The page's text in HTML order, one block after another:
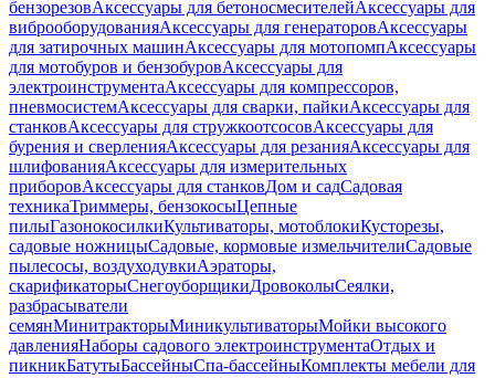
бензорезовАксессуары для бетоносмесителейАксессуары для
виброоборудованияАксессуары для генераторовАксессуары
для затирочных машинАксессуары для мотопомпАксессуары
для мотобуров и бензобуровАксессуары для
электроинструментаАксессуары для компрессоров,
пневмосистемАксессуары для сварки, пайкиАксессуары для
станковАксессуары для стружкоотсосовАксессуары для
бурения и сверленияАксессуары для резанияАксессуары для
шлифованияАксессуары для измерительных
приборовАксессуары для станковДом и садСадовая
техникаТриммеры, бензокосыЦепные
пилыГазонокосилкиКультиваторы, мотоблокиКусторезы,
садовые ножницыСадовые, кормовые измельчителиСадовые
пылесосы, воздуходувкиАэраторы,
скарификаторыСнегоуборщикиДровоколыСеялки,
разбрасыватели
семянМинитракторыМиникультиваторыМойки высокого
давленияНаборы садового электроинструментаОтдых и
пикникБатутыБассейныСпа-бассейныКомплекты мебели для